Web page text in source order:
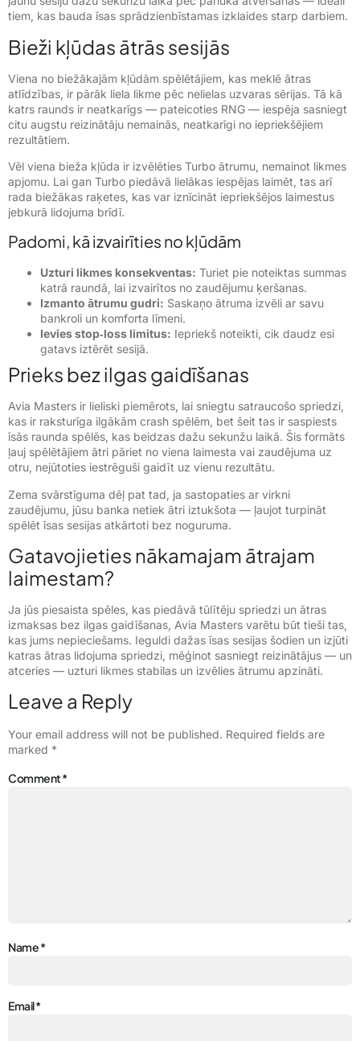
tiem, kas bauda īsas sprādzienbīstamas izklaides starp darbiem.
Bieži kļūdas ātrās sesijās
Viena no biežākajām kļūdām spēlētājiem, kas meklē ātras
atlīdzības, ir pārāk liela likme pēc nelielas uzvaras sērijas. Tā kā
katrs raunds ir neatkarīgs — pateicoties RNG — iespēja sasniegt
citu augstu reizinātāju nemainās, neatkarīgi no iepriekšējiem
rezultātiem.
Vēl viena bieža kļūda ir izvēlēties Turbo ātrumu, nemainot likmes
apjomu. Lai gan Turbo piedāvā lielākas iespējas laimēt, tas arī
rada biežākas raķetes, kas var iznīcināt iepriekšējos laimestus
jebkurā lidojuma brīdī.
Padomi, kā izvairīties no kļūdām
Uzturi likmes konsekventas: Turiet pie noteiktas summas
katrā raundā, lai izvairītos no zaudējumu ķeršanas.
Izmanto ātrumu gudri: Saskaņo ātruma izvēli ar savu
bankroli un komforta līmeni.
Ievies stop‑loss limitus: Iepriekš noteikti, cik daudz esi
gatavs iztērēt sesijā.
Prieks bez ilgas gaidīšanas
Avia Masters ir lieliski piemērots, lai sniegtu satraucošo spriedzi,
kas ir raksturīga ilgākām crash spēlēm, bet šeit tas ir saspiests
īsās raunda spēlēs, kas beidzas dažu sekunžu laikā. Šis formāts
ļauj spēlētājiem ātri pāriet no viena laimesta vai zaudējuma uz
otru, nejūtoties iestrēguši gaidīt uz vienu rezultātu.
Zema svārstīguma dēļ pat tad, ja sastopaties ar virkni
zaudējumu, jūsu banka netiek ātri iztukšota — ļaujot turpināt
spēlēt īsas sesijas atkārtoti bez noguruma.
Gatavojieties nākamajam ātrajam
laimestam?
Ja jūs piesaista spēles, kas piedāvā tūlītēju spriedzi un ātras
izmaksas bez ilgas gaidīšanas, Avia Masters varētu būt tieši tas,
kas jums nepieciešams. Ieguldi dažas īsas sesijas šodien un izjūti
katras ātras lidojuma spriedzi, mēģinot sasniegt reizinātājus — un
atceries — uzturi likmes stabilas un izvēlies ātrumu apzināti.
Leave a Reply
Your email address will not be published. Required fields are
marked *
Comment*
Name*
Email*